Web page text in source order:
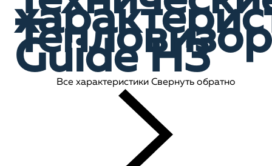
Тепловизор
Guide H3
Все характеристики Свернуть обратно